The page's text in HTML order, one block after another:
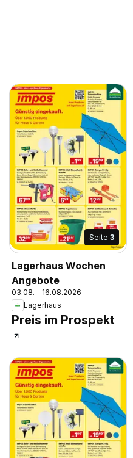
Seite 3
Lagerhaus Wochen
Angebote
03.08. - 16.08.2026
Lagerhaus
Preis im Prospekt